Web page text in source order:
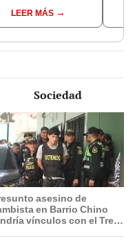
¿cómo saber
beneficiario?
LEER MÁS
Sociedad
asesino de
en Barrio Chino
vínculos con el Tren